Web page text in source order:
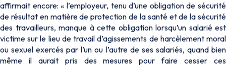
affirmait encore:« l’employeur, tenu d’une obligation de sécurité
de résultat en matière de protection de la santé et de la sécurité
des travailleurs, manque à cette obligation lorsqu’un salarié est
victime sur le lieu de travail d’agissements de harcèlement moral
ou sexuel exercés par l’un ou l’autre de ses salariés, quand bien
même il aurait pris des mesures pour faire cesser ces